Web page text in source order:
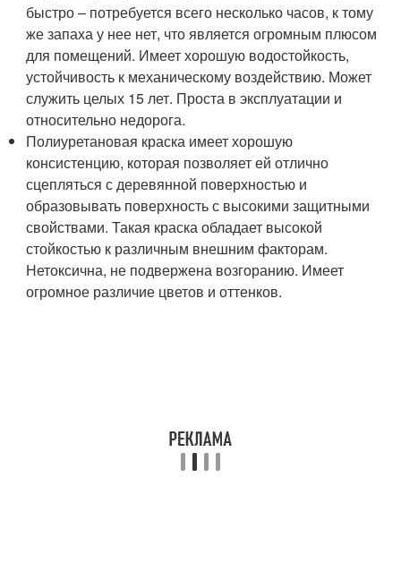
быстро – потребуется всего несколько часов, к тому
же запаха у нее нет, что является огромным плюсом
для помещений. Имеет хорошую водостойкость,
устойчивость к механическому воздействию. Может
служить целых 15 лет. Проста в эксплуатации и
относительно недорога.
Полиуретановая краска имеет хорошую
консистенцию, которая позволяет ей отлично
сцепляться с деревянной поверхностью и
образовывать поверхность с высокими защитными
свойствами. Такая краска обладает высокой
стойкостью к различным внешним факторам.
Нетоксична, не подвержена возгоранию. Имеет
огромное различие цветов и оттенков.